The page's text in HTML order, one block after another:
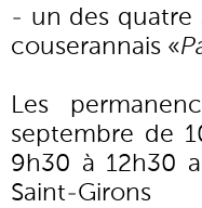
- un des quatre
couserannais «
Les
septembre de
9h30 à 12h30
Saint-Girons